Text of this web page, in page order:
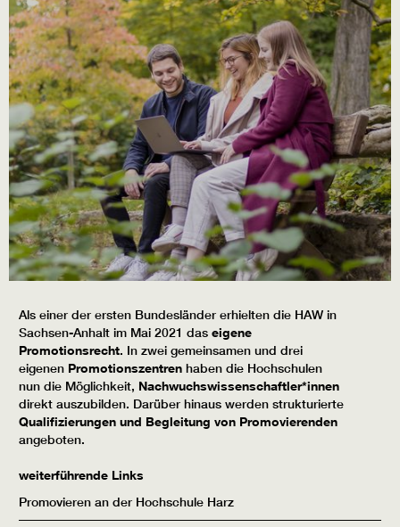
Als einer der ersten Bundesländer erhielten die HAW in
Sachsen-Anhalt im Mai 2021 das eigene
Promotionsrecht. In zwei gemeinsamen und drei
eigenen Promotionszentren haben die Hochschulen
nun die Möglichkeit, Nachwuchswissenschaftler*innen
direkt auszubilden. Darüber hinaus werden strukturierte
Qualifizierungen und Begleitung von Promovierenden
angeboten.
weiterführende Links
Promovieren an der Hochschule Harz